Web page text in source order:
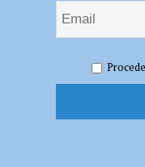
incidente in un cantiere
anni – FOTO, VIDEO
Tragico